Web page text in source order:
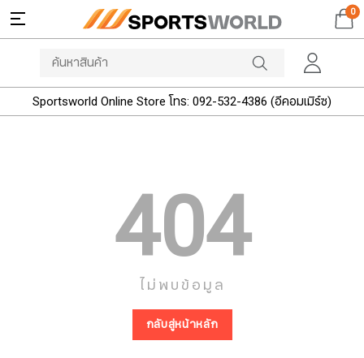
0
Sportsworld Online Store โทร: 092-532-4386 (อีคอมเมิร์ซ)
404
ไม่พบข้อมูล
กลับสู่หน้าหลัก